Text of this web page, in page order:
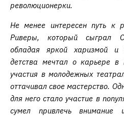
революционерки.
Не менее интересен путь к
Риверы, который сыграл
обладая яркой харизмой
детства мечтал о карьере в
участия в молодежных
оттачивал свое мастерство.
для него стало участие в
сумел привлечь внимание